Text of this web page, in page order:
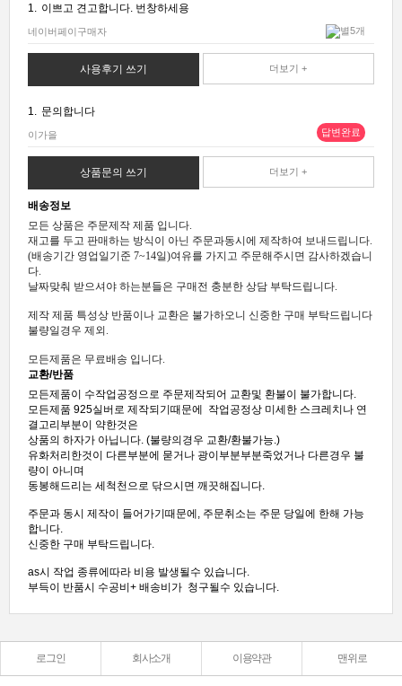
1. 이쁘고 견고합니다. 번창하세용
네이버페이구매자
사용후기 쓰기 더보기 +
1. 문의합니다
이가을 답변완료
상품문의 쓰기 더보기 +
배송정보
모든 상품은 주문제작 제품 입니다.
재고를 두고 판매하는 방식이 아닌 주문과동시에 제작하여 보내드립니다.
(배송기간 영업일기준 7~14일)여유를 가지고 주문해주시면 감사하겠습니
다.
날짜맞춰 받으셔야 하는분들은 구매전 충분한 상담 부탁드립니다.
제작 제품 특성상 반품이나 교환은 불가하오니 신중한 구매 부탁드립니다
불량일경우 제외.
모든제품은 무료배송 입니다.
교환/반품
모든제품이 수작업공정으로 주문제작되어 교환및 환불이 불가합니다.
모든제품 925실버로 제작되기때문에 작업공정상 미세한 스크레치나 연
결고리부분이 약한것은
상품의 하자가 아닙니다. (불량의경우 교환/환불가능.)
유화처리한것이 다른부분에 묻거나 광이부분부분죽었거나 다른경우 불
량이 아니며
동봉해드리는 세척천으로 닦으시면 깨끗해집니다.
주문과 동시 제작이 들어가기때문에, 주문취소는 주문 당일에 한해 가능
합니다.
신중한 구매 부탁드립니다.
as시 작업 종류에따라 비용 발생될수 있습니다.
부득이 반품시 수공비+ 배송비가 청구될수 있습니다.
로그인 회사소개 이용약관 맨위로